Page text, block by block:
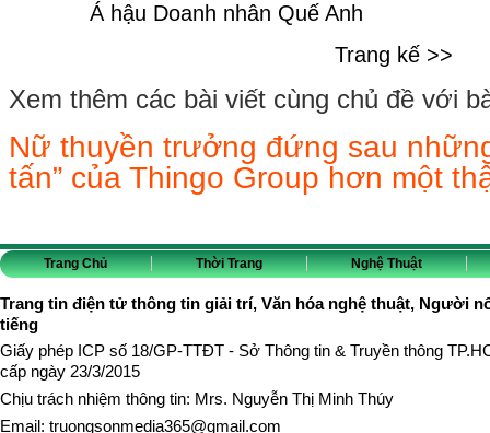
Á hậu Doanh nhân Quế Anh
Trang kế >>
Xem thêm các bài viết cùng chủ đề với
Nữ thuyền trưởng đứng sau
tấn” của Thingo Group hơn một
Trang Chủ Thời Trang Nghệ Thuật
Trang tin điện tử thông tin giải trí, Văn hóa nghệ thuật, Người
tiếng
Giấy phép ICP số 18/GP-TTĐT - Sở Thông tin & Truyền thông
cấp ngày 23/3/2015
Chịu trách nhiệm thông tin: Mrs. Nguyễn Thị Minh Thúy
Email: truongsonmedia365@gmail.com